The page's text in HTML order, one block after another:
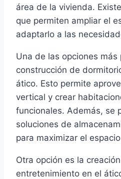
área de la vivienda.
que permiten ampliar el
adaptarlo a las
Una de las opciones más
construcción de
ático. Esto permite
vertical y crear
funcionales. Además, se
soluciones de
para maximizar el
Otra opción es la
entretenimiento en el